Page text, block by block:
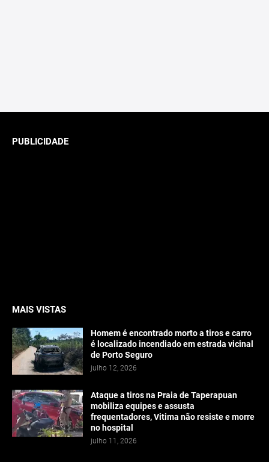
PUBLICIDADE
MAIS VISTAS
Homem é encontrado morto a tiros e carro
é localizado incendiado em estrada vicinal
de Porto Seguro
julho 12, 2026
Ataque a tiros na Praia de Taperapuan
mobiliza equipes e assusta
frequentadores, Vitima não resiste e morre
no hospital
julho 11, 2026